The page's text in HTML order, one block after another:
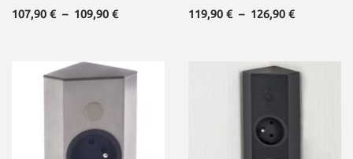
107,90 € – 109,90 € 119,90 € – 126,90 €